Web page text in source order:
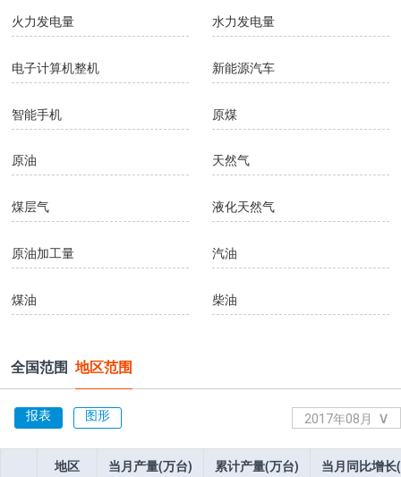
火力发电量 水力发电量
电子计算机整机 新能源汽车
智能手机 原煤
原油 天然气
煤层气 液化天然气
原油加工量 汽油
煤油 柴油
液化石油气 石油焦
全国范围 地区范围
报表 图形 2017年08月 ∨
2026年06月
地区 当月产量(万台) 累计产量(万台) 当月同比增长
地区 当月产量(万台) 累计产量(万台)
当月同比增长